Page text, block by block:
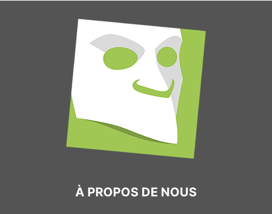
À PROPOS DE NOUS